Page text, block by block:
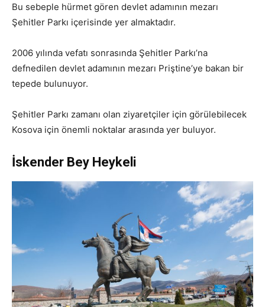
Bu sebeple hürmet gören devlet adamının mezarı
Şehitler Parkı içerisinde yer almaktadır.
2006 yılında vefatı sonrasında Şehitler Parkı’na
defnedilen devlet adamının mezarı Priştine’ye bakan bir
tepede bulunuyor.
Şehitler Parkı zamanı olan ziyaretçiler için görülebilecek
Kosova için önemli noktalar arasında yer buluyor.
İskender Bey Heykeli